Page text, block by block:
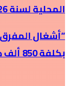
المحلية لسنة 2026
بكلفة 850 ألف دينار